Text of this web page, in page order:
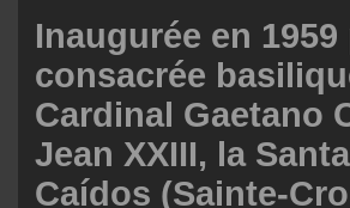
Inaugurée en
consacrée
Cardinal Gaetano
Jean XXIII, la
Caídos (Sainte-